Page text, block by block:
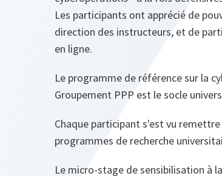
Les participants ont apprécié de
direction des instructeurs, et de
en ligne.
Le programme de référence sur la
Groupement PPP est le socle
Chaque participant s'est vu
programmes de recherche
Le micro‑stage de sensibilisation à